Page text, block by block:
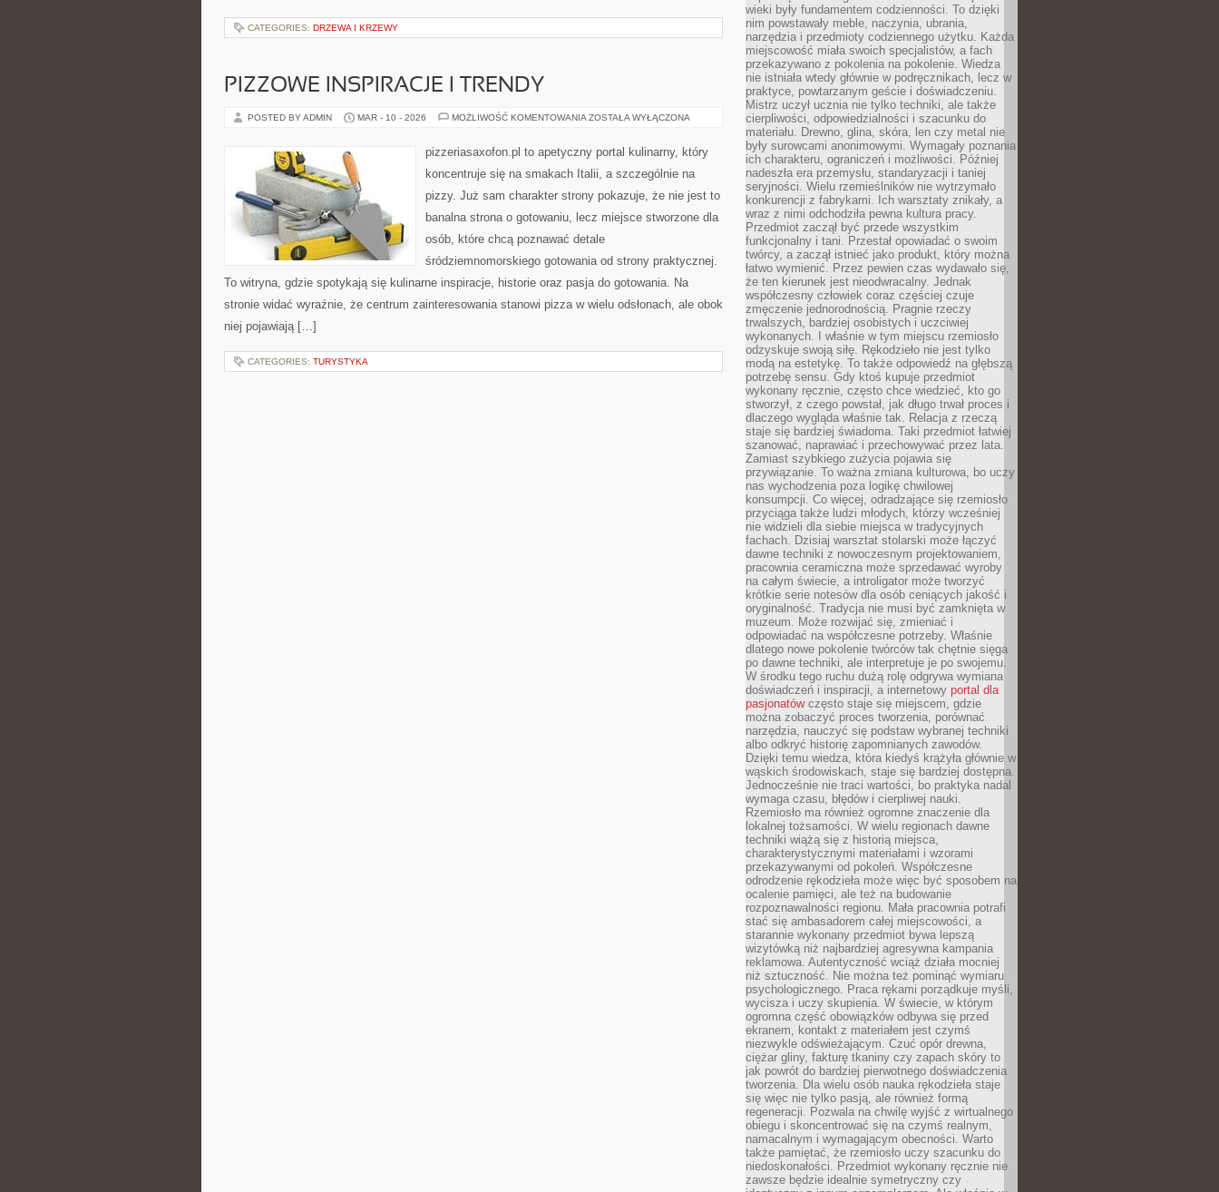
CATEGORIES: DRZEWA I KRZEWY
PIZZOWE INSPIRACJE I TRENDY
POSTED BY ADMIN MAR - 10 - 2026 MOŻLIWOŚĆ KOMENTOWANIA PIZZOWE
TRENDY
ZOSTAŁA WYŁĄCZONA
pizzeriasaxofon.pl to apetyczny portal kulinarny, który
koncentruje się na smakach Italii, a szczególnie na
pizzy. Już sam charakter strony pokazuje, że nie jest to
banalna strona o gotowaniu, lecz miejsce stworzone dla
osób, które chcą poznawać detale
śródziemnomorskiego gotowania od strony praktycznej.
To witryna, gdzie spotykają się kulinarne inspiracje, historie oraz pasja do gotowania. Na
stronie widać wyraźnie, że centrum zainteresowania stanowi pizza w wielu odsłonach, ale obok
niej pojawiają […]
CATEGORIES: TURYSTYKA
wieki były fundamentem codzienności. To dzięki
nim powstawały meble, naczynia, ubrania,
narzędzia i przedmioty codziennego użytku. Każda
miejscowość miała swoich specjalistów, a fach
przekazywano z pokolenia na pokolenie. Wiedza
nie istniała wtedy głównie w podręcznikach, lecz w
praktyce, powtarzanym geście i doświadczeniu.
Mistrz uczył ucznia nie tylko techniki, ale także
cierpliwości, odpowiedzialności i szacunku do
materiału. Drewno, glina, skóra, len czy metal nie
były surowcami anonimowymi. Wymagały poznania
ich charakteru, ograniczeń i możliwości. Później
nadeszła era przemysłu, standaryzacji i taniej
seryjności. Wielu rzemieślników nie wytrzymało
konkurencji z fabrykami. Ich warsztaty znikały, a
wraz z nimi odchodziła pewna kultura pracy.
Przedmiot zaczął być przede wszystkim
funkcjonalny i tani. Przestał opowiadać o swoim
twórcy, a zaczął istnieć jako produkt, który można
łatwo wymienić. Przez pewien czas wydawało się,
że ten kierunek jest nieodwracalny. Jednak
współczesny człowiek coraz częściej czuje
zmęczenie jednorodnością. Pragnie rzeczy
trwalszych, bardziej osobistych i uczciwiej
wykonanych. I właśnie w tym miejscu rzemiosło
odzyskuje swoją siłę. Rękodzieło nie jest tylko
modą na estetykę. To także odpowiedź na głębszą
potrzebę sensu. Gdy ktoś kupuje przedmiot
wykonany ręcznie, często chce wiedzieć, kto go
stworzył, z czego powstał, jak długo trwał proces i
dlaczego wygląda właśnie tak. Relacja z rzeczą
staje się bardziej świadoma. Taki przedmiot łatwiej
szanować, naprawiać i przechowywać przez lata.
Zamiast szybkiego zużycia pojawia się
przywiązanie. To ważna zmiana kulturowa, bo uczy
nas wychodzenia poza logikę chwilowej
konsumpcji. Co więcej, odradzające się rzemiosło
przyciąga także ludzi młodych, którzy wcześniej
nie widzieli dla siebie miejsca w tradycyjnych
fachach. Dzisiaj warsztat stolarski może łączyć
dawne techniki z nowoczesnym projektowaniem,
pracownia ceramiczna może sprzedawać wyroby
na całym świecie, a introligator może tworzyć
krótkie serie notesów dla osób ceniących jakość i
oryginalność. Tradycja nie musi być zamknięta w
muzeum. Może rozwijać się, zmieniać i
odpowiadać na współczesne potrzeby. Właśnie
dlatego nowe pokolenie twórców tak chętnie sięga
po dawne techniki, ale interpretuje je po swojemu.
W środku tego ruchu dużą rolę odgrywa wymiana
doświadczeń i inspiracji, a internetowy portal dla
pasjonatówczęsto staje się miejscem, gdzie
można zobaczyć proces tworzenia, porównać
narzędzia, nauczyć się podstaw wybranej techniki
albo odkryć historię zapomnianych zawodów.
Dzięki temu wiedza, która kiedyś krążyła głównie w
wąskich środowiskach, staje się bardziej dostępna.
Jednocześnie nie traci wartości, bo praktyka nadal
wymaga czasu, błędów i cierpliwej nauki.
Rzemiosło ma również ogromne znaczenie dla
lokalnej tożsamości. W wielu regionach dawne
techniki wiążą się z historią miejsca,
charakterystycznymi materiałami i wzorami
przekazywanymi od pokoleń. Współczesne
odrodzenie rękodzieła może więc być sposobem na
ocalenie pamięci, ale też na budowanie
rozpoznawalności regionu. Mała pracownia potrafi
stać się ambasadorem całej miejscowości, a
starannie wykonany przedmiot bywa lepszą
wizytówką niż najbardziej agresywna kampania
reklamowa. Autentyczność wciąż działa mocniej
niż sztuczność. Nie można też pominąć wymiaru
psychologicznego. Praca rękami porządkuje myśli,
wycisza i uczy skupienia. W świecie, w którym
ogromna część obowiązków odbywa się przed
ekranem, kontakt z materiałem jest czymś
niezwykle odświeżającym. Czuć opór drewna,
ciężar gliny, fakturę tkaniny czy zapach skóry to
jak powrót do bardziej pierwotnego doświadczenia
tworzenia. Dla wielu osób nauka rękodzieła staje
się więc nie tylko pasją, ale również formą
regeneracji. Pozwala na chwilę wyjść z wirtualnego
obiegu i skoncentrować się na czymś realnym,
namacalnym i wymagającym obecności. Warto
także pamiętać, że rzemiosło uczy szacunku do
niedoskonałości. Przedmiot wykonany ręcznie nie
zawsze będzie idealnie symetryczny czy